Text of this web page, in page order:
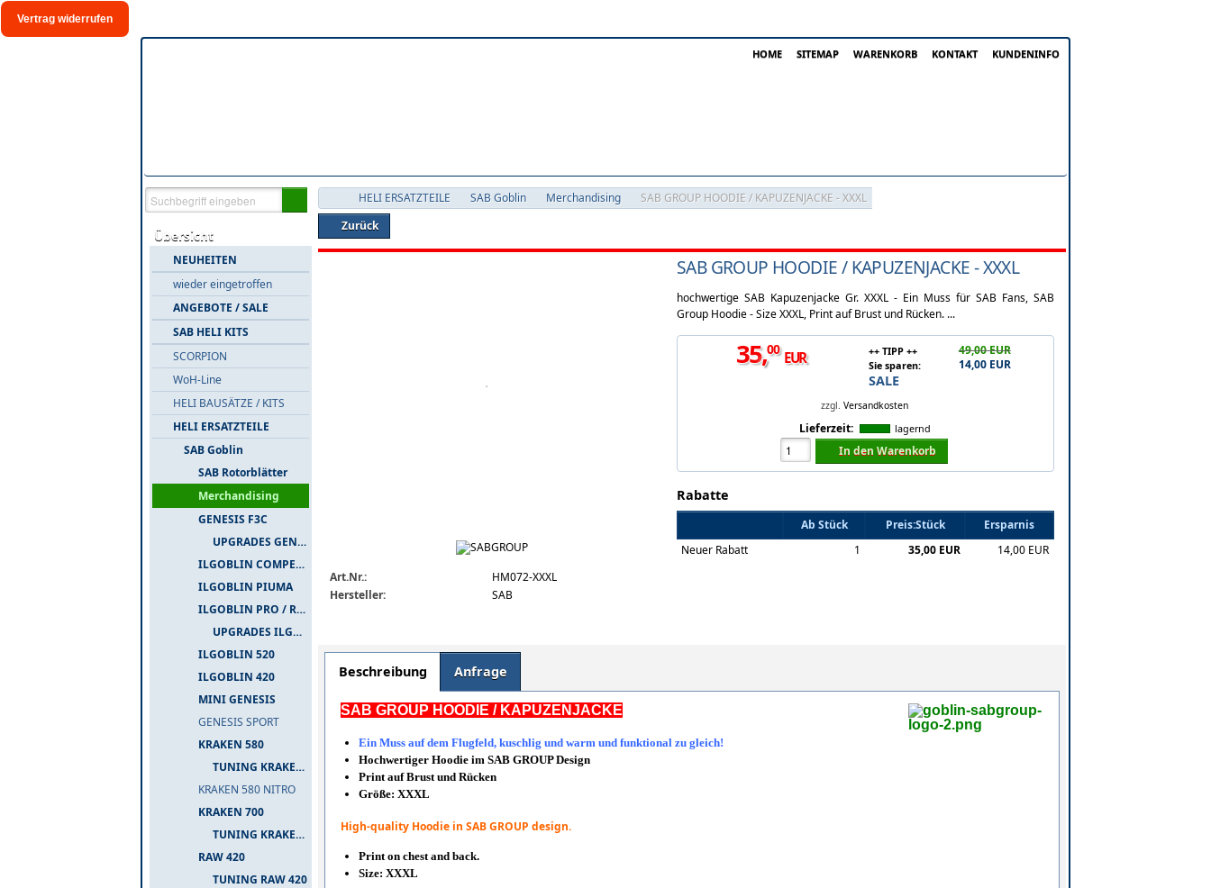
Vertrag widerrufen
HOME SITEMAP WARENKORB KONTAKT KUNDENINFO
Übersicht
NEUHEITEN
wieder eingetroffen
ANGEBOTE / SALE
SAB HELI KITS
SCORPION
WoH-Line
HELI BAUSÄTZE / KITS
HELI ERSATZTEILE
SAB Goblin
SAB Rotorblätter
Merchandising
GENESIS F3C
UPGRADES GENESIS F3C
ILGOBLIN COMPETIZIONE
ILGOBLIN PIUMA
ILGOBLIN PRO / RAW 700
UPGRADES ILGOBLIN PRO / RAW 700
ILGOBLIN 520
ILGOBLIN 420
MINI GENESIS
GENESIS SPORT
KRAKEN 580
TUNING KRAKEN 580
KRAKEN 580 NITRO
KRAKEN 700
TUNING KRAKEN 700
RAW 420
TUNING RAW 420
HELI ERSATZTEILE SAB Goblin Merchandising
SAB GROUP HOODIE / KAPUZENJACKE - XXXL
Zurück
Art.Nr.:
HM072-XXXL
Hersteller:
SAB
SAB GROUP HOODIE / KAPUZENJACKE - XXXL
hochwertige SAB Kapuzenjacke Gr. XXXL - Ein Muss für SAB Fans, SAB
Group Hoodie - Size XXXL, Print auf Brust und Rücken. ...
35,00 EUR ++ TIPP ++ 49,00 EUR
Sie sparen: 14,00 EUR
SALE
zzgl. Versandkosten
Lieferzeit: lagernd
In den Warenkorb
Rabatte
Ab Stück Preis:Stück
Ersparnis
Neuer Rabatt
1 35,00 EUR 14,00 EUR
Beschreibung Anfrage
SAB GROUP HOODIE / KAPUZENJACKE
Ein Muss auf dem Flugfeld, kuschlig und warm und funktional zu gleich!
Hochwertiger Hoodie im SAB GROUP Design
Print auf Brust und Rücken
Größe: XXXL
High-quality Hoodie in SAB GROUP design.
Print on chest and back.
Size: XXXL